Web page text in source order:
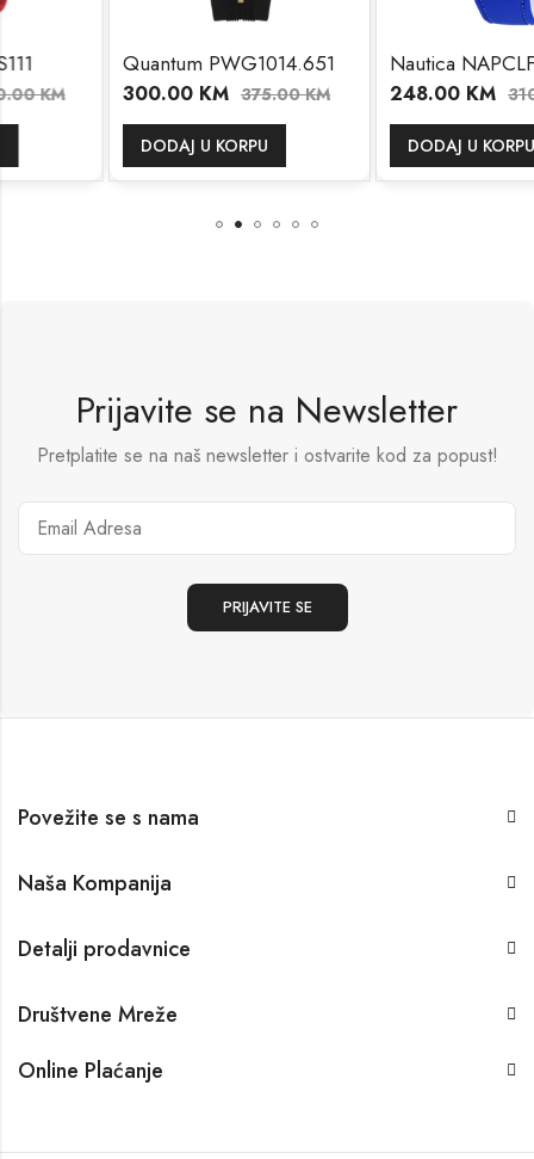
Quantum PWG1014.651
300.00KM 375.00 KM
DODAJ U KORPU
Nautica NAPCLF003
248.00KM 310.00 KM
DODAJ U KORPU
Prijavite se na Newsletter
Pretplatite se na naš newsletter i ostvarite kod za popust!
Povežite se s nama
Naša Kompanija
Detalji prodavnice
Društvene Mreže
Online Plaćanje